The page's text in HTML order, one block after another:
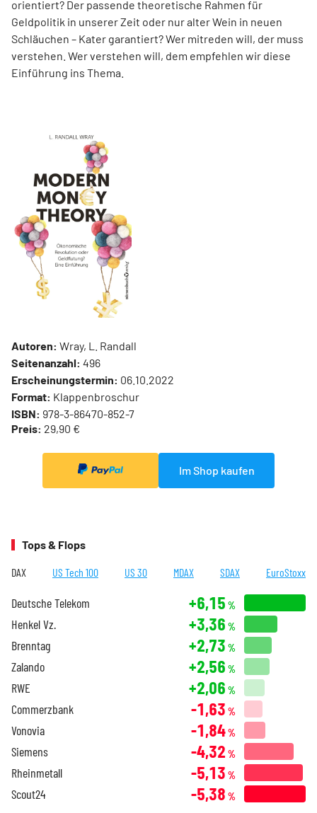
orientiert? Der passende theoretische Rahmen für
Geldpolitik in unserer Zeit oder nur alter Wein in neuen
Schläuchen – Kater garantiert? Wer mitreden will, der muss
verstehen. Wer verstehen will, dem empfehlen wir diese
Einführung ins Thema.
Autoren: Wray, L. Randall
Seitenanzahl: 496
Erscheinungstermin: 06.10.2022
Format: Klappenbroschur
ISBN: 978-3-86470-852-7
Preis: 29,90 €
Im Shop kaufen
Tops & Flops
DAX US Tech 100 US 30 MDAX SDAX EuroStoxx
Deutsche Telekom +6,15 %
Henkel Vz. +3,36 %
Brenntag +2,73 %
Zalando +2,56 %
RWE +2,06 %
Commerzbank -1,63 %
Vonovia -1,84%
Siemens -4,32 %
Rheinmetall -5,13 %
Scout24 -5,38 %